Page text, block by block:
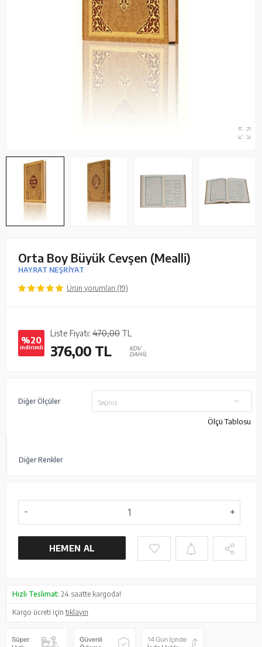
Orta Boy Büyük Cevşen (Mealli)
HAYRAT NEŞRİYAT
Ürün yorumları (19)
%20
indirimli
Liste Fiyatı: 470,00 TL
376,00 TL
KDV
DAHİL
Diğer Ölçüler Seçiniz
Ölçü Tablosu
Diğer Renkler
HEMEN AL
Hızlı Teslimat: 24 saatte kargoda!
Kargo ücreti içintıklayın